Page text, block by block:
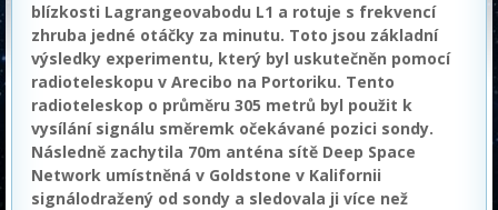
blízkosti Lagrangeovabodu L1 a rotuje s frekvencí
zhruba jedné otáčky za minutu. Toto jsou základní
výsledky experimentu, který byl uskutečněn pomocí
radioteleskopu v Arecibo na Portoriku. Tento
radioteleskop o průměru 305 metrů byl použit k
vysílání signálu směremk očekávané pozici sondy.
Následně zachytila 70m anténa sítě Deep Space
Network umístněná v Goldstone v Kalifornii
signálodražený od sondy a sledovala ji více než